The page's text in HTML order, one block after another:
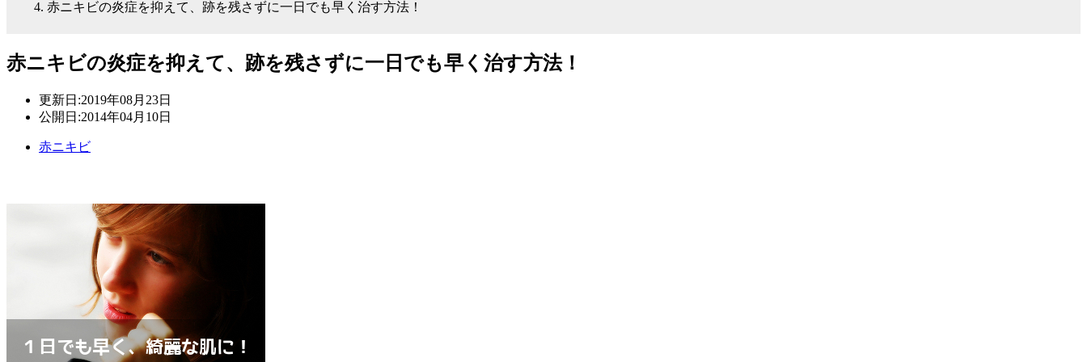
赤ニキビの炎症を抑えて、跡を残さずに一日でも早く治す方法！
赤ニキビの炎症を抑えて、跡を残さずに一日でも早く治す方法！
更新日:2019年08月23日
公開日:2014年04月10日
赤ニキビ